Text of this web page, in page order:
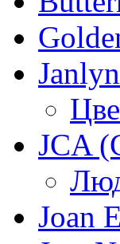
JCA
Joan